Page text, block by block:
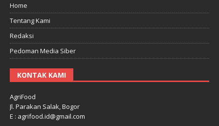
Home
Tentang Kami
Redaksi
Pedoman Media Siber
KONTAK KAMI
AgriFood
Jl. Parakan Salak, Bogor
E : agrifood.id@gmail.com